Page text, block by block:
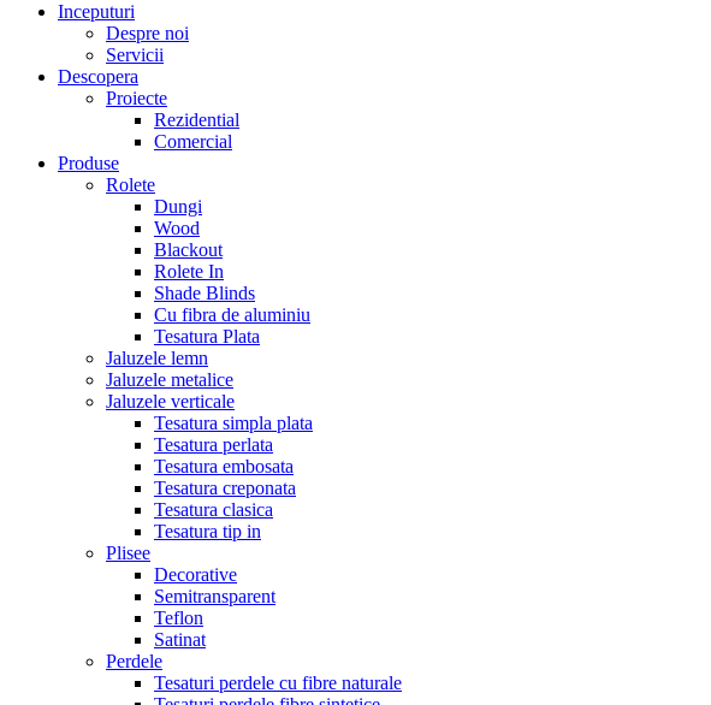
Inceputuri
Despre noi
Servicii
Descopera
Proiecte
Rezidential
Comercial
Produse
Rolete
Dungi
Wood
Blackout
Rolete In
Shade Blinds
Cu fibra de aluminiu
Tesatura Plata
Jaluzele lemn
Jaluzele metalice
Jaluzele verticale
Tesatura simpla plata
Tesatura perlata
Tesatura embosata
Tesatura creponata
Tesatura clasica
Tesatura tip in
Plisee
Decorative
Semitransparent
Teflon
Satinat
Perdele
Tesaturi perdele cu fibre naturale